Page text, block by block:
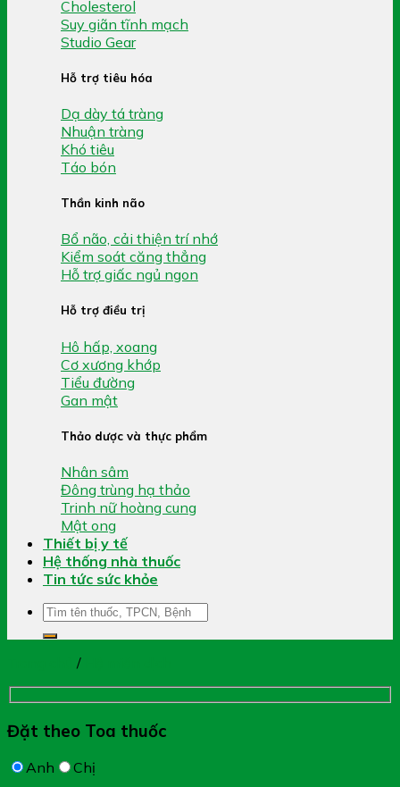
Cholesterol
Suy giãn tĩnh mạch
Studio Gear
Hỗ trợ tiêu hóa
Dạ dày tá tràng
Nhuận tràng
Khó tiêu
Táo bón
Thần kinh não
Bổ não, cải thiện trí nhớ
Kiểm soát căng thẳng
Hỗ trợ giấc ngủ ngon
Hỗ trợ điều trị
Hô hấp, xoang
Cơ xương khớp
Tiểu đường
Gan mật
Thảo dược và thực phẩm
Nhân sâm
Đông trùng hạ thảo
Trinh nữ hoàng cung
Mật ong
Thiết bị y tế
Hệ thống nhà thuốc
Tin tức sức khỏe
Tìm
kiếm:
/
Đặt theo Toa thuốc
Anh Chị